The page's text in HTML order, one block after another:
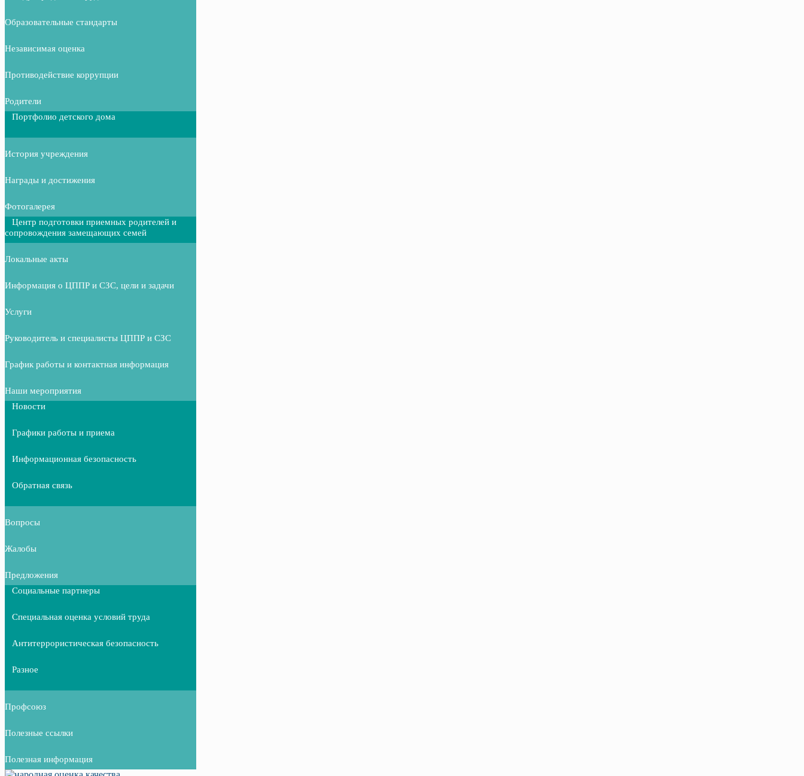
Образовательные стандарты
Независимая оценка
Противодействие коррупции
Родители
Портфолио детского дома
История учреждения
Награды и достижения
Фотогалерея
Центр подготовки приемных родителей и
сопровождения замещающих семей
Локальные акты
Информация о ЦППР и СЗС, цели и задачи
Услуги
Руководитель и специалисты ЦППР и СЗС
График работы и контактная информация
Наши мероприятия
Новости
Графики работы и приема
Информационная безопасность
Обратная связь
Вопросы
Жалобы
Предложения
Социальные партнеры
Специальная оценка условий труда
Антитеррористическая безопасность
Разное
Профсоюз
Полезные ссылки
Полезная информация